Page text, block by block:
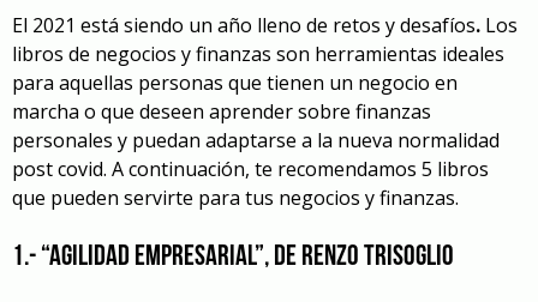
El 2021 está siendo un año lleno de retos y desafíos. Los
libros de negocios y finanzas son herramientas ideales
para aquellas personas que tienen un negocio en
marcha o que deseen aprender sobre finanzas
personales y puedan adaptarse a la nueva normalidad
post covid. A continuación, te recomendamos 5 libros
que pueden servirte para tus negocios y finanzas.
1.- “Agilidad empresarial”, de Renzo Trisoglio